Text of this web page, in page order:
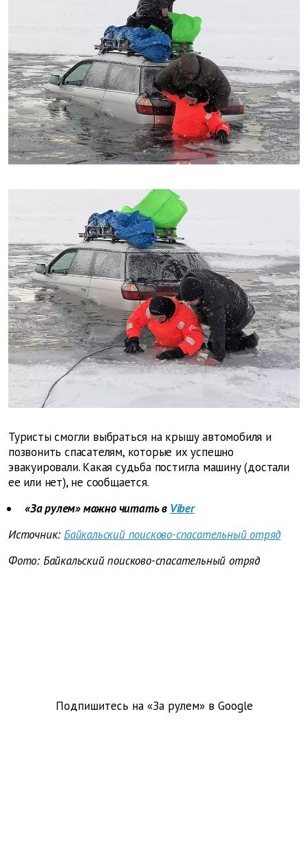
Туристы смогли выбраться на крышу автомобиля и
позвонить спасателям, которые их успешно
эвакуировали. Какая судьба постигла машину (достали
ее или нет), не сообщается.
«За рулем» можно читать в Viber
Источник: Байкальский поисково-спасательный отряд
Фото: Байкальский поисково-спасательный отряд
Подпишитесь на «За рулем» в Google